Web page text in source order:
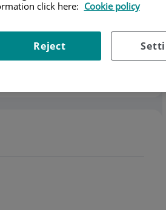
click here: Cookie policy
Reject